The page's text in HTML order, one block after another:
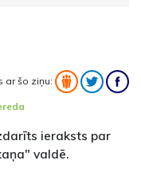
ar šo ziņu:
ieraksts par
valdē.